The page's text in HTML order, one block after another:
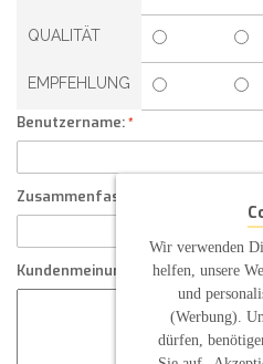
QUALITÄT
EMPFEHLUNG
Benutzername:
Zusammenfassung Ihrer
Kundenmeinung
Wir verwenden
helfen, unsere
und
(Werbung).
dürfen,